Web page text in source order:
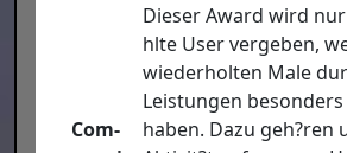
Com­
Die­ser Award wird
hlte User ver­ge­ben,
wie­der­hol­ten Male
Leis­tun­gen
haben. Dazu geh?ren